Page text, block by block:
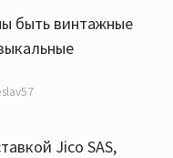
быть винтажные
Jico SAS,